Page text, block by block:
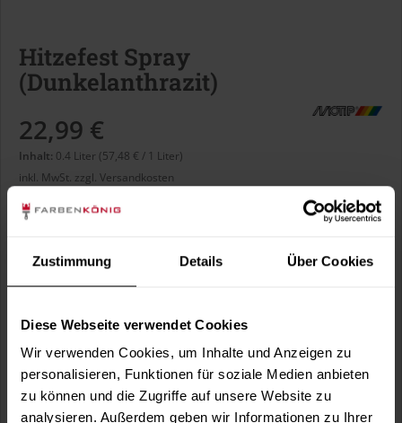
Zustimmung Details Über Cookies
Diese Webseite verwendet Cookies
Wir verwenden Cookies, um Inhalte und Anzeigen zu
personalisieren, Funktionen für soziale Medien anbieten
zu können und die Zugriffe auf unsere Website zu
analysieren. Außerdem geben wir Informationen zu Ihrer
Hitzefest Spray
(Dunkelanthrazit)
22,99 €
Inhalt: 0.4 Liter (57,48 € / 1 Liter)
inkl. MwSt. zzgl. Versandkosten
Sofort versandfertig, Lieferzeit ca. 1-3 Arbeitstage
In den Warenkorb